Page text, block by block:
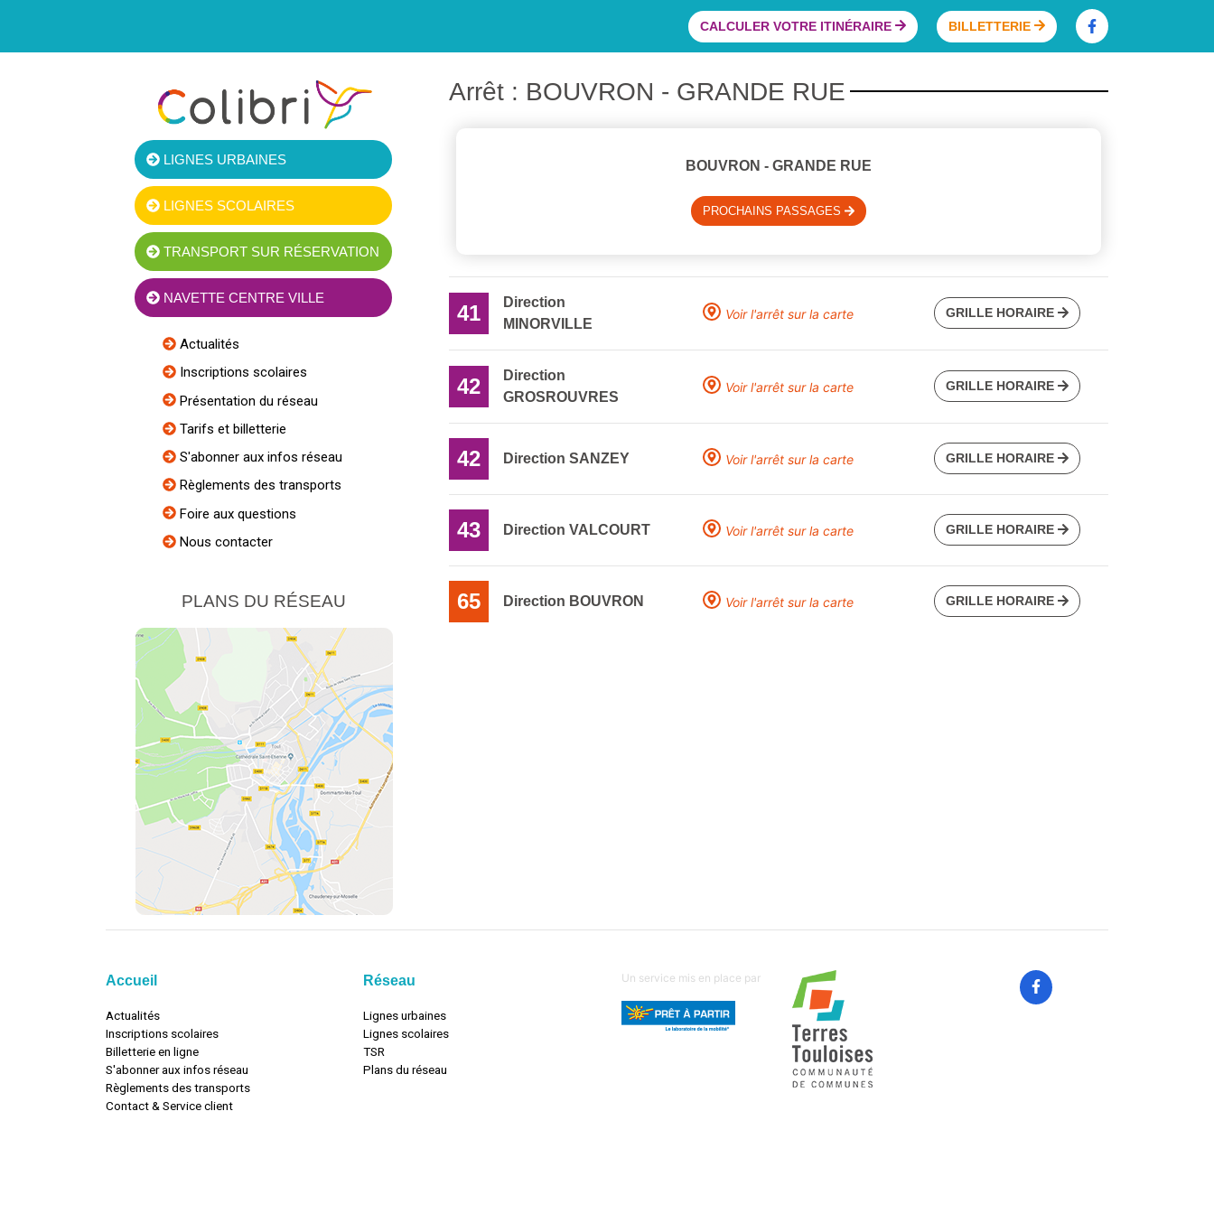
CALCULER VOTRE ITINÉRAIRE BILLETTERIE
LIGNES URBAINES
LIGNES SCOLAIRES
TRANSPORT SUR RÉSERVATION
NAVETTE CENTRE VILLE
Actualités
Inscriptions scolaires
Présentation du réseau
Tarifs et billetterie
S'abonner aux infos réseau
Règlements des transports
Foire aux questions
Nous contacter
PLANS DU RÉSEAU
Arrêt : BOUVRON - GRANDE RUE
BOUVRON - GRANDE RUE
PROCHAINS PASSAGES
41
Direction
MINORVILLE
Voir l'arrêt sur la carte GRILLE HORAIRE
42
Direction
GROSROUVRES
Voir l'arrêt sur la carte GRILLE HORAIRE
42 Direction SANZEY Voir l'arrêt sur la carte GRILLE HORAIRE
43 Direction VALCOURT Voir l'arrêt sur la carte GRILLE HORAIRE
65 Direction BOUVRON Voir l'arrêt sur la carte GRILLE HORAIRE
Accueil
Actualités
Inscriptions scolaires
Billetterie en ligne
S'abonner aux infos réseau
Règlements des transports
Contact & Service client
Réseau
Lignes urbaines
Lignes scolaires
TSR
Plans du réseau
Un service mis en place par